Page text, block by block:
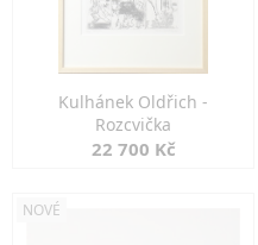
Kulhánek Oldřich -
Rozcvička
22 700 Kč
NOVÉ